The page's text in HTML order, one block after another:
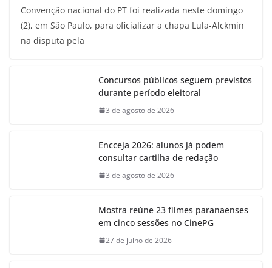
Convenção nacional do PT foi realizada neste domingo
(2), em São Paulo, para oficializar a chapa Lula-Alckmin
na disputa pela
Concursos públicos seguem previstos
durante período eleitoral
3 de agosto de 2026
Encceja 2026: alunos já podem
consultar cartilha de redação
3 de agosto de 2026
Mostra reúne 23 filmes paranaenses
em cinco sessões no CinePG
27 de julho de 2026